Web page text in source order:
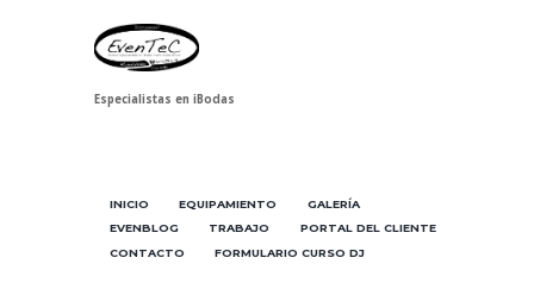
Especialistas en iBodas
INICIO EQUIPAMIENTO
GALERÍA
EVENBLOG
TRABAJO
PORTAL DEL CLIENTE
CONTACTO
FORMULARIO CURSO DJ